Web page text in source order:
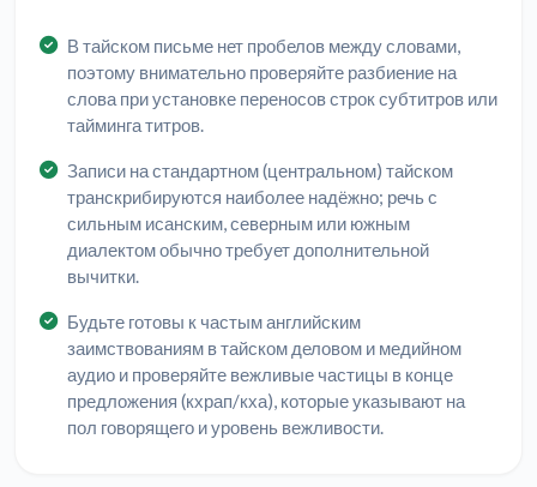
В тайском письме нет пробелов между словами,
поэтому внимательно проверяйте разбиение на
слова при установке переносов строк субтитров или
тайминга титров.
Записи на стандартном (центральном) тайском
транскрибируются наиболее надёжно; речь с
сильным исанским, северным или южным
диалектом обычно требует дополнительной
вычитки.
Будьте готовы к частым английским
заимствованиям в тайском деловом и медийном
аудио и проверяйте вежливые частицы в конце
предложения (кхрап/кха), которые указывают на
пол говорящего и уровень вежливости.